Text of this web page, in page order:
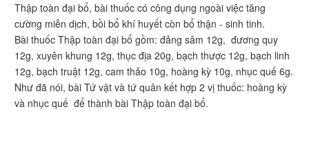
Thập toàn đại bổ, bài thuốc có công dụng ngoài việc tăng
cường miễn dịch, bồi bổ khí huyết còn bổ thận - sinh tinh.
Bài thuốc Thập toàn đại bổ gồm: đảng sâm 12g, đương quy
12g, xuyên khung 12g, thục địa 20g, bạch thược 12g, bạch linh
12g, bạch truật 12g, cam thảo 10g, hoàng kỳ 10g, nhục quế 6g.
Như đã nói, bài Tứ vật và tứ quân kết hợp 2 vị thuốc: hoàng kỳ
và nhục quế để thành bài Thập toàn đại bổ.